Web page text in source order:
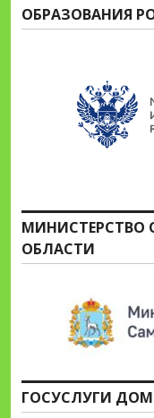
ОБРАЗОВАНИЯ
МИНИСТЕРСТВО
ОБЛАСТИ
ГОСУСЛУГИ ДОМ